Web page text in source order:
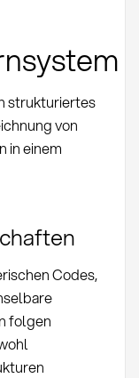
strukturiertes
von
in einem
Codes,
folgen